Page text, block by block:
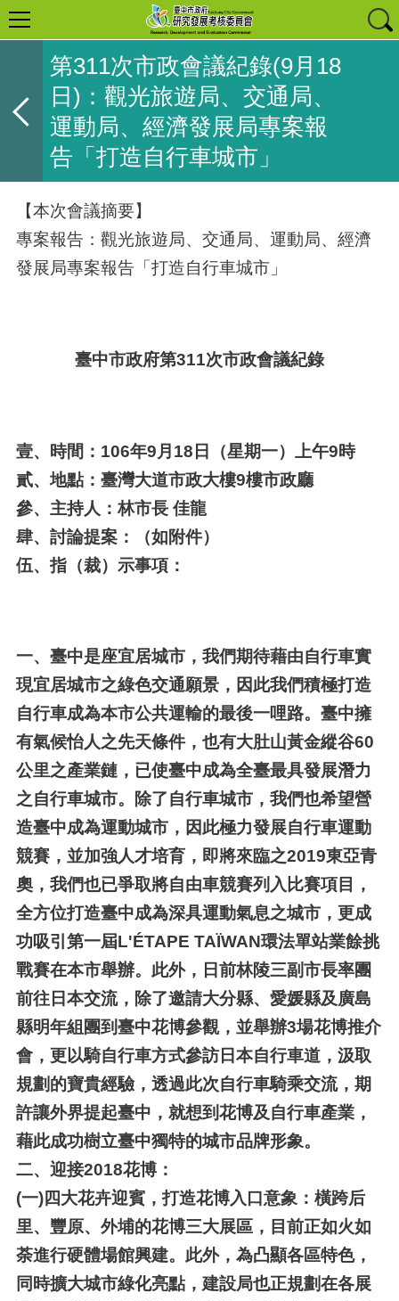
第311次市政會議紀錄(9月18
日)：觀光旅遊局、交通局、
運動局、經濟發展局專案報
告「打造自行車城市」
【本次會議摘要】
專案報告：觀光旅遊局、交通局、運動局、經濟
發展局專案報告「打造自行車城市」
臺中市政府第311次市政會議紀錄
壹、 時間：106年9月18日（星期一）上午9時
貳、地點：臺灣大道市政大樓9樓市政廳
參、 主持人：林市長 佳龍
肆、 討論提案：（如附件）
伍、指（裁）示事項：
一、 臺中是座宜居城市，我們期待藉由自行車實
現宜居城市之綠色交通願景，因此我們積極打造
自行車成為本市公共運輸的最後一哩路。臺中擁
有氣候怡人之先天條件，也有大肚山黃金縱谷60
公里之產業鏈，已使臺中成為全臺最具發展潛力
之自行車城市。除了自行車城市，我們也希望營
造臺中成為運動城市，因此極力發展自行車運動
競賽，並加強人才培育，即將來臨之2019東亞青
奧，我們也已爭取將自由車競賽列入比賽項目，
全方位打造臺中成為深具運動氣息之城市，更成
功吸引第一屆L'ÉTAPE TAÏWAN環法單站業餘挑
戰賽在本市舉辦。此外，日前林陵三副市長率團
前往日本交流，除了邀請大分縣、愛媛縣及廣島
縣明年組團到臺中花博參觀，並舉辦3場花博推介
會，更以騎自行車方式參訪日本自行車道，汲取
規劃的寶貴經驗，透過此次自行車騎乘交流，期
許讓外界提起臺中，就想到花博及自行車產業，
藉此成功樹立臺中獨特的城市品牌形象。
二、 迎接2018花博：
(一)四大花卉迎賓，打造花博入口意象：橫跨后
里、豐原、外埔的花博三大展區，目前正如火如
荼進行硬體場館興建。此外，為凸顯各區特色，
同時擴大城市綠化亮點，建設局也正規劃在各展